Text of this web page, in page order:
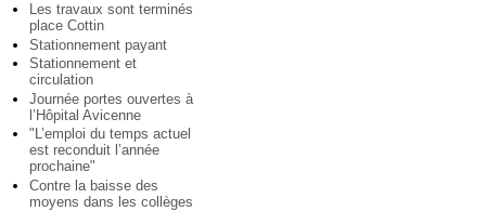
Les travaux sont terminés
place Cottin
Stationnement payant
Stationnement et
circulation
Journée portes ouvertes à
l’Hôpital Avicenne
"L’emploi du temps actuel
est reconduit l’année
prochaine"
Contre la baisse des
moyens dans les collèges